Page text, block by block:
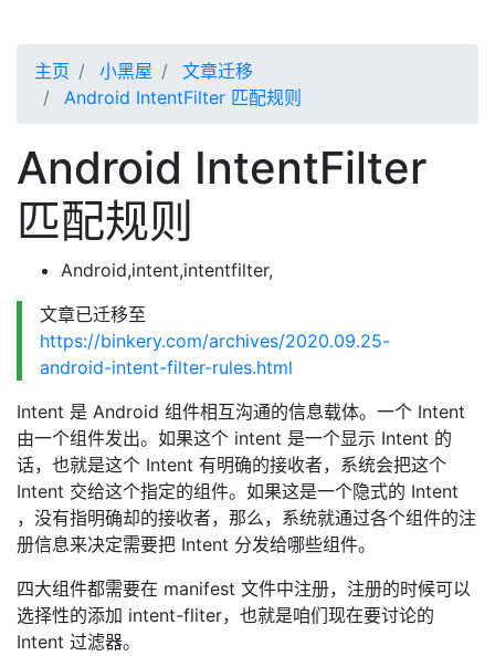
主页 小黑屋
文章迁移
Android IntentFilter 匹配规则
Android IntentFilter
匹配规则
Android,intent,intentfilter,
文章已迁移至
https://binkery.com/archives/2020.09.25-
android-intent-filter-rules.html
Intent 是 Android 组件相互沟通的信息载体。一个 Intent
由一个组件发出。如果这个 intent 是一个显示 Intent 的
话，也就是这个 Intent 有明确的接收者，系统会把这个
Intent 交给这个指定的组件。如果这是一个隐式的 Intent
，没有指明确却的接收者，那么，系统就通过各个组件的注
册信息来决定需要把 Intent 分发给哪些组件。
四大组件都需要在 manifest 文件中注册，注册的时候可以
选择性的添加 intent-fliter，也就是咱们现在要讨论的
Intent 过滤器。